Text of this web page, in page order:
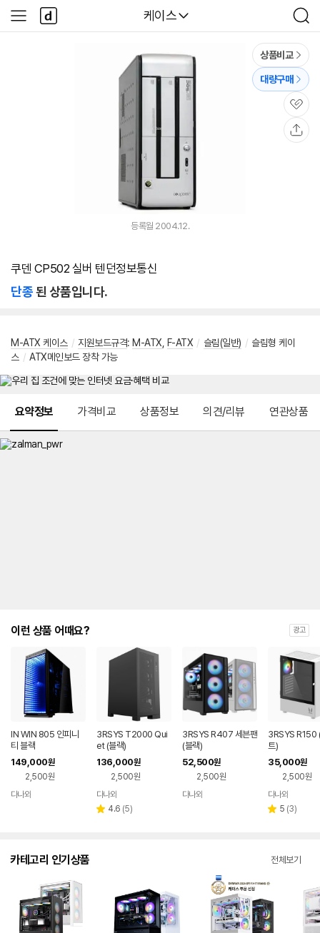
다나와
케이스
검
색
사
이
다
나
와
상품비교
대량구매
관
심
등록월 2004.12.
쿠덴 CP502 실버 텐던정보통신
단종된 상품입니다.
M-ATX 케이스 / 지원보드규격: M-ATX F-ATX / 슬림(일반) / 슬림형 케이
스 / ATX메인보드 장착 가능
요약정보 가격비교 상품정보 의견/리뷰 연관상품
이런 상품 어때요? 광고
IN WIN 805 인피니
티 블랙
149,000원
2,500원
다나와
3RSYS T2000 Qui
et (블랙)
136,000원
2,500원
페이
다나와
별 4.6 리
(5)
3RSYS R407 세븐팬
(블랙)
52,500원
2,500원
다나와
3RSYS R150
트)
35,000원
2,500원
페이
다나와
별 5 리
(3)
카테고리 인기상품 전체보기